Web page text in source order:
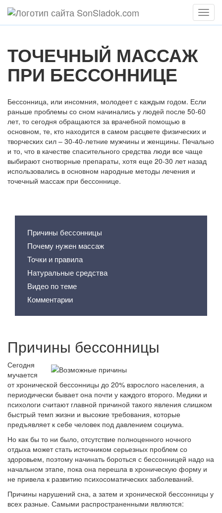
Меню
ТОЧЕЧНЫЙ МАССАЖ
ПРИ БЕССОННИЦЕ
Бессонница, или инсомния, молодеет с каждым годом. Если
раньше проблемы со сном начинались у людей после 50-60
лет, то сегодня обращаются за врачебной помощью в
основном, те, кто находится в самом расцвете физических и
творческих сил – 30-40-летние мужчины и женщины. Печально
и то, что в качестве спасительного средства люди все чаще
выбирают снотворные препараты, хотя еще 20-30 лет назад
использовались в основном народные методы лечения и
точечный массаж при бессоннице.
Причины бессонницы
Почему нужен массаж
Точки и правила
Натуральные средства
Видео по теме
Комментарии
Причины бессонницы
Сегодня
мучается
от хронической бессонницы до 20% взрослого населения, а
периодически бывает она почти у каждого второго. Медики и
психологи считают главной причиной такого явления слишком
быстрый темп жизни и высокие требования, которые
предъявляет к себе человек под давлением социума.
Но как бы то ни было, отсутствие полноценного ночного
отдыха может стать источником серьезных проблем со
здоровьем, поэтому начинать бороться с бессонницей надо на
начальном этапе, пока она перешла в хроническую форму и
не привела к развитию психосоматических заболеваний.
Причины нарушений сна, а затем и хронической бессонницы у
всех разные. Самыми распространенными являются: